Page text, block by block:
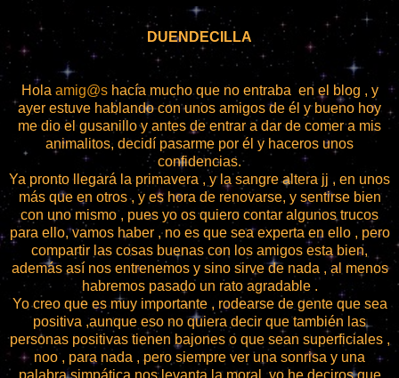
DUENDECILLA
Hola amig@shacía mucho que no entraba en el blog , y
ayer estuve hablando con unos amigos de él y bueno hoy
me dio el gusanillo y antes de entrar a dar de comer a mis
animalitos, decidí pasarme por él y haceros unos
confidencias.
Ya pronto llegará la primavera , y la sangre altera jj , en unos
más que en otros , y es hora de renovarse, y sentirse bien
con uno mismo , pues yo os quiero contar algunos trucos
para ello, vamos haber , no es que sea experta en ello , pero
compartir las cosas buenas con los amigos esta bien,
además así nos entrenemos y sino sirve de nada , al menos
habremos pasado un rato agradable .
Yo creo que es muy importante , rodearse de gente que sea
positiva ,aunque eso no quiera decir que también las
personas positivas tienen bajones o que sean superficiales ,
noo , para nada , pero siempre ver una sonrisa y una
palabra simpática nos levanta la moral, yo he deciros que